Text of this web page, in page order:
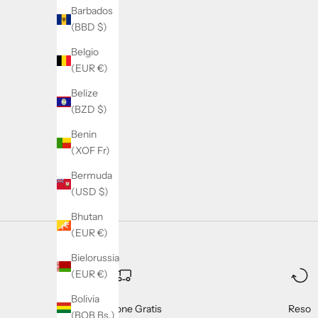
Barbados
(BBD $)
Belgio
(EUR €)
Belize
(BZD $)
Benin
(XOF Fr)
Bermuda
(USD $)
Bhutan
(EUR €)
Bielorussia
(EUR €)
Bolivia
(BOB Bs.)
Prezzo scontato
Spedizione Gratis
Reso